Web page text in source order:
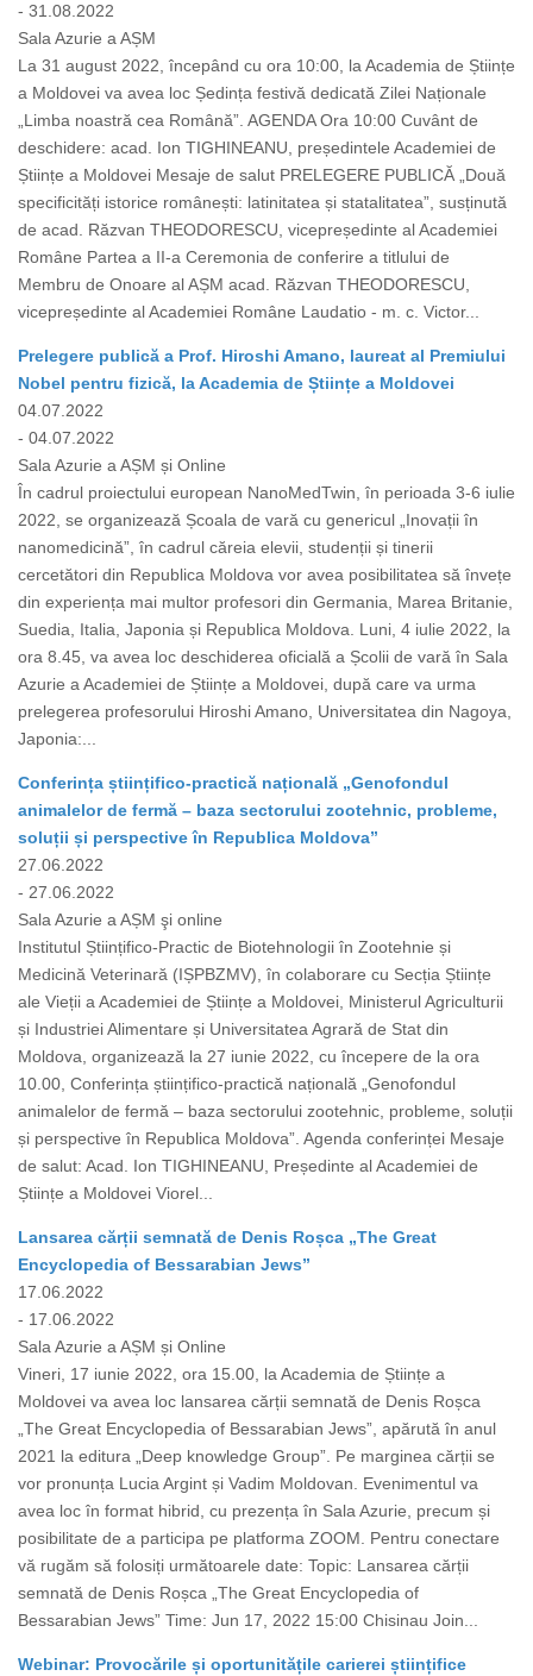
- 31.08.2022
Sala Azurie a AȘM
La 31 august 2022, începând cu ora 10:00, la Academia de Științe
a Moldovei va avea loc Ședința festivă dedicată Zilei Naționale
„Limba noastră cea Română”. AGENDA Ora 10:00 Cuvânt de
deschidere: acad. Ion TIGHINEANU, președintele Academiei de
Științe a Moldovei Mesaje de salut PRELEGERE PUBLICĂ „Două
specificități istorice românești: latinitatea și statalitatea”, susținută
de acad. Răzvan THEODORESCU, vicepreședinte al Academiei
Române Partea a II-a Ceremonia de conferire a titlului de
Membru de Onoare al AȘM acad. Răzvan THEODORESCU,
vicepreședinte al Academiei Române Laudatio - m. c. Victor...
Prelegere publică a Prof. Hiroshi Amano, laureat al Premiului
Nobel pentru fizică, la Academia de Științe a Moldovei
04.07.2022
- 04.07.2022
Sala Azurie a AȘM și Online
În cadrul proiectului european NanoMedTwin, în perioada 3-6 iulie
2022, se organizează Școala de vară cu genericul „Inovații în
nanomedicină”, în cadrul căreia elevii, studenții și tinerii
cercetători din Republica Moldova vor avea posibilitatea să învețe
din experiența mai multor profesori din Germania, Marea Britanie,
Suedia, Italia, Japonia și Republica Moldova. Luni, 4 iulie 2022, la
ora 8.45, va avea loc deschiderea oficială a Școlii de vară în Sala
Azurie a Academiei de Științe a Moldovei, după care va urma
prelegerea profesorului Hiroshi Amano, Universitatea din Nagoya,
Japonia:...
Conferința științifico-practică națională „Genofondul
animalelor de fermă – baza sectorului zootehnic, probleme,
soluții și perspective în Republica Moldova”
27.06.2022
- 27.06.2022
Sala Azurie a AȘM şi online
Institutul Științifico-Practic de Biotehnologii în Zootehnie și
Medicină Veterinară (IȘPBZMV), în colaborare cu Secția Științe
ale Vieții a Academiei de Științe a Moldovei, Ministerul Agriculturii
și Industriei Alimentare și Universitatea Agrară de Stat din
Moldova, organizează la 27 iunie 2022, cu începere de la ora
10.00, Conferința științifico-practică națională „Genofondul
animalelor de fermă – baza sectorului zootehnic, probleme, soluții
și perspective în Republica Moldova”. Agenda conferinței Mesaje
de salut: Acad. Ion TIGHINEANU, Președinte al Academiei de
Științe a Moldovei Viorel...
Lansarea cărții semnată de Denis Roșca „The Great
Encyclopedia of Bessarabian Jews”
17.06.2022
- 17.06.2022
Sala Azurie a AȘM și Online
Vineri, 17 iunie 2022, ora 15.00, la Academia de Științe a
Moldovei va avea loc lansarea cărții semnată de Denis Roșca
„The Great Encyclopedia of Bessarabian Jews”, apărută în anul
2021 la editura „Deep knowledge Group”. Pe marginea cărții se
vor pronunța Lucia Argint și Vadim Moldovan. Evenimentul va
avea loc în format hibrid, cu prezența în Sala Azurie, precum și
posibilitate de a participa pe platforma ZOOM. Pentru conectare
vă rugăm să folosiți următoarele date: Topic: Lansarea cărții
semnată de Denis Roșca „The Great Encyclopedia of
Bessarabian Jews” Time: Jun 17, 2022 15:00 Chisinau Join...
Webinar: Provocările și oportunitățile carierei științifice